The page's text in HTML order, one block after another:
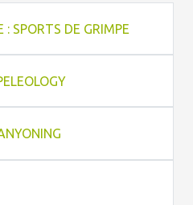
: SPORTS DE GRIMPE